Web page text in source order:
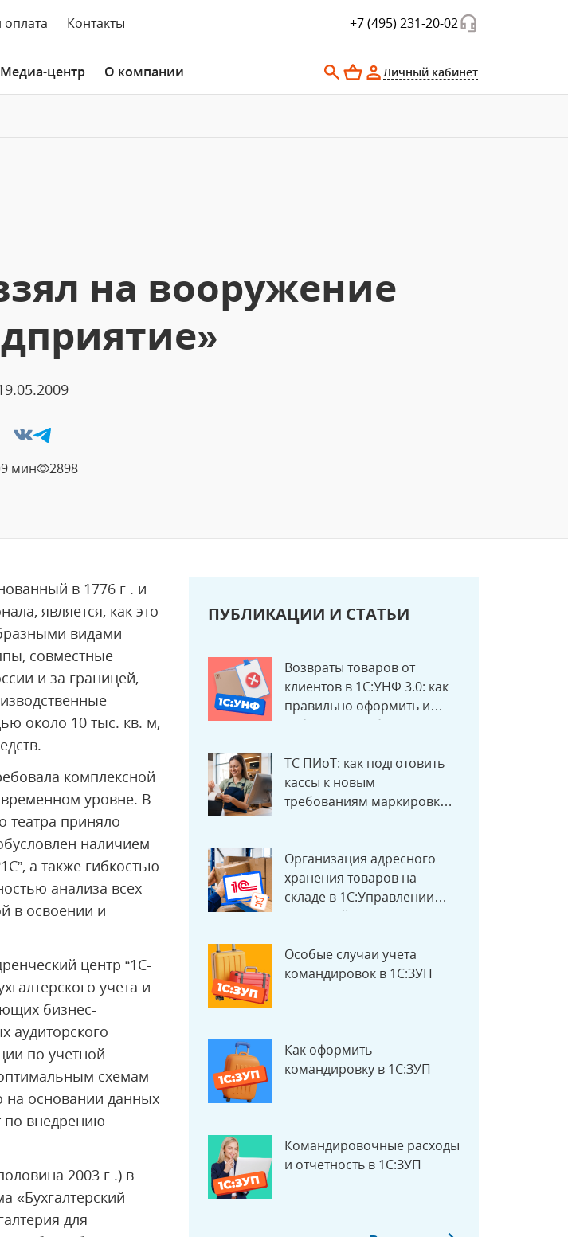
оплата Контакты +7 (495) 231-20-02
Медиа-центр О компании Личный кабинет
на вооружение
9 мин 2898
в 1776 г . и
является, как это
видами
совместные
и за границей,
около 10 тыс. кв. м,
комплексной
уровне. В
театра приняло
наличием
а также гибкостью
анализа всех
в освоении и
центр “1С-
учета и
бизнес-
аудиторского
по учетной
схемам
на основании данных
по внедрению
2003 г .) в
«Бухгалтерский
для
ПУБЛИКАЦИИ И СТАТЬИ
Возвраты товаров от
клиентов в 1С:УНФ 3.0: как
правильно оформить и
избежать ошибок
ТС ПИоТ: как подготовить
кассы к новым
требованиям маркировки с
Организация адресного
хранения товаров на
складе в 1С:Управлении
торговлей
Особые случаи учета
командировок в 1С:ЗУП
Как оформить
командировку в 1С:ЗУП
Командировочные расходы
и отчетность в 1С:ЗУП